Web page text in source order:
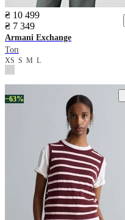
₴ 10 499
₴ 7 349
Armani Exchange
Топ
XS S M L
−63%